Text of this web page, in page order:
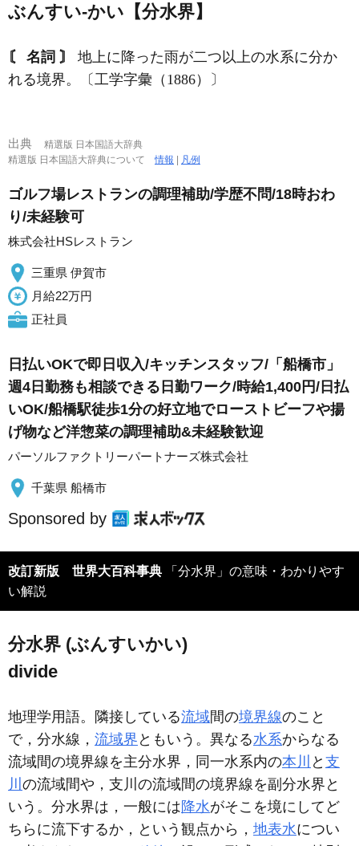
ぶんすい‐かい【分水界】
〘 名詞 〙
地上に降った雨が二つ以上の水系に分か
れる境界。〔工学字彙（1886）〕
出典
精選版 日本国語大辞典
精選版 日本国語大辞典について情報 | 凡例
ゴルフ場レストランの調理補助/学歴不問/18時おわ
り/未経験可
株式会社HSレストラン
三重県 伊賀市
月給22万円
正社員
日払いOKで即日収入/キッチンスタッフ/「船橋市」
週4日勤務も相談できる日勤ワーク/時給1,400円/日払
いOK/船橋駅徒歩1分の好立地でローストビーフや揚
げ物など洋惣菜の調理補助&未経験歓迎
パーソルファクトリーパートナーズ株式会社
千葉県 船橋市
Sponsored by
改訂新版 世界大百科事典 「分水界」の意味・わかりやす
い解説
分水界 (ぶんすいかい)
divide
地理学用語。隣接している流域間の境界線のこと
で，分水線， 流域界 ともいう。異なる水系からなる
流域間の境界線を主分水界，同一水系内の本川 と 支
川 の流域間や，支川の流域間の境界線を副分水界と
いう。分水界は，一般には 降水がそこを境にしてど
ちらに流下するか，という観点から， 地表水につい